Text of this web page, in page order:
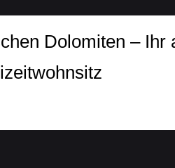
Dolomiten – Ihr